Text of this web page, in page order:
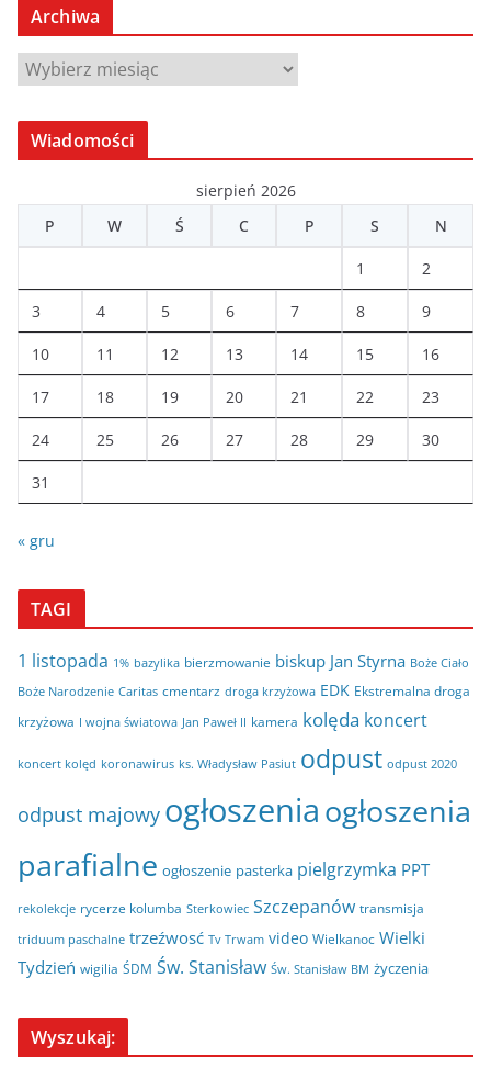
Archiwa
A
r
c
w
Wiadomości
sierpień 2026
P
W Ś C P S N
1 2
3 4 5 6 7 8 9
10 11 12 13 14 15 16
17 18 19 20 21 22 23
24 25 26 27 28 29 30
31
« gru
TAGI
1 listopada 1% bazylika bierzmowanie biskup Jan Styrna Boże Ciało
Boże Narodzenie Caritas cmentarz droga krzyżowa EDK Ekstremalna droga
krzyżowa I wojna światowa Jan Paweł II kamera kolęda koncert
koncert kolęd koronawirus ks. Władysław Pasiut odpust odpust 2020
odpust majowy ogłoszeniaogłoszenia
parafialne ogłoszenie pasterka pielgrzymka PPT
rekolekcje rycerze kolumba Sterkowiec Szczepanów transmisja
triduum paschalne trzeźwosć Tv Trwam video Wielkanoc Wielki
Tydzień wigilia ŚDM Św. Stanisław Św. Stanisław BM życzenia
Wyszukaj: